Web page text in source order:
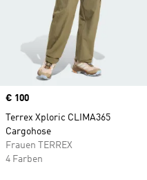
Price
€ 100
Terrex Xploric CLIMA365
Cargohose
Frauen TERREX
4 Farben